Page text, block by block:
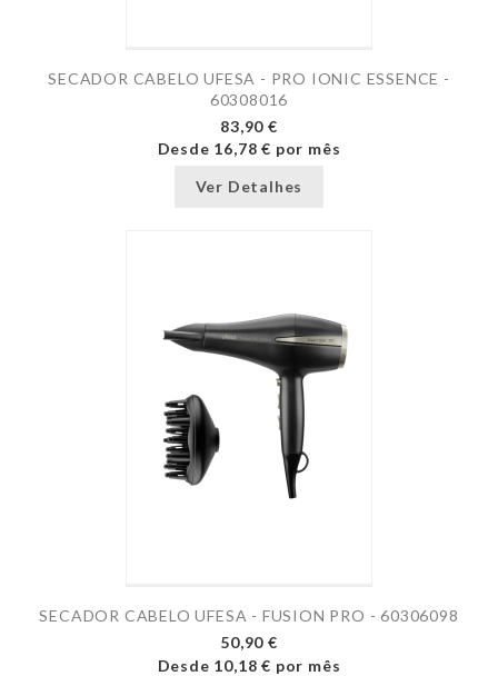
SECADOR CABELO UFESA - PRO IONIC ESSENCE -
60308016
83,90 €
Desde 16,78 € por mês
Ver Detalhes
SECADOR CABELO UFESA - FUSION PRO - 60306098
50,90 €
Desde 10,18 € por mês